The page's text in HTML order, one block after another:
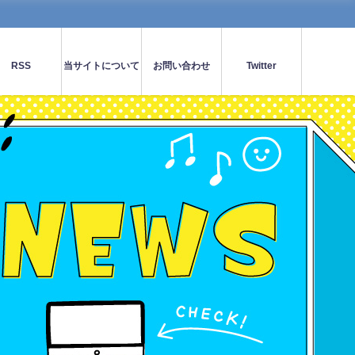
RSS 当サイトについて お問い合わせ Twitter